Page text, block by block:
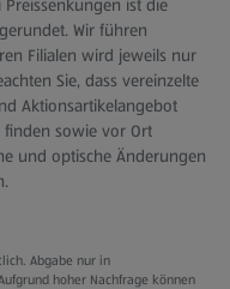
ist die
Wir führen
Filialen wird jeweils nur
Sie, dass vereinzelte
Aktionsartikelangebot
finden sowie vor Ort
und optische Änderungen
Abgabe nur in
hoher Nachfrage können